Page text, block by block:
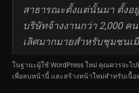
สาธารณะตั้งแต่นั้นมา ตั้งอ
บริษัทจ้างงานกว่า 2,000 ค
เลิศมากมายสำหรับชุมชนเ
ในฐานะผู้ใช้ WordPress ใหม่ คุณควรจะไป
เพื่อลบหน้านี้ และสร้างหน้าใหม่สำหรับเนื้